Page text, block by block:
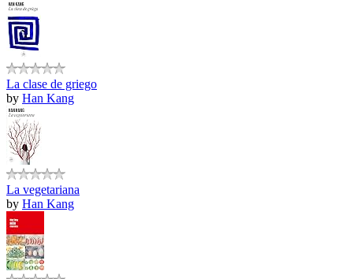
La clase de griego
by Han Kang
La vegetariana
by Han Kang